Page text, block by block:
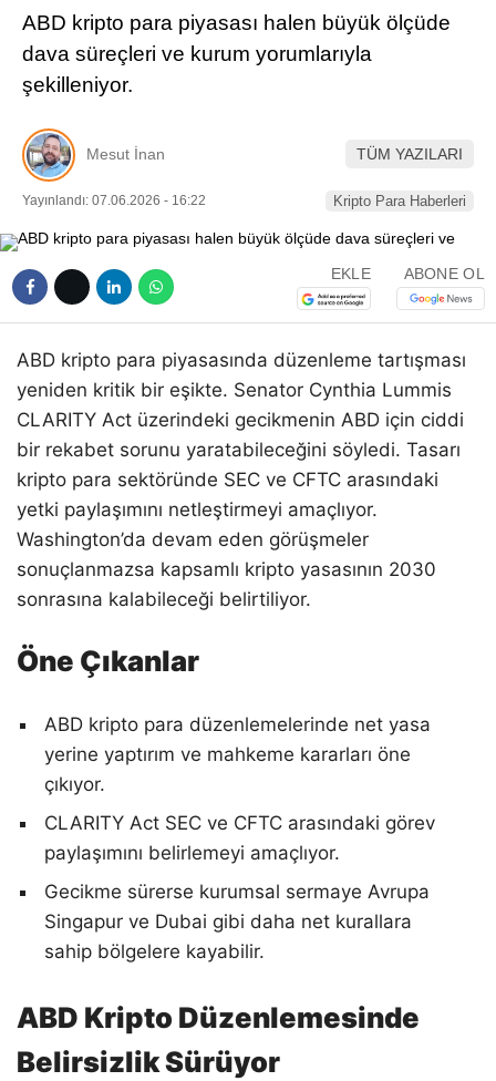
LinkedIn
ABD kripto para piyasası halen büyük ölçüde
dava süreçleri ve kurum yorumlarıyla
şekilleniyor.
Mesut İnan TÜM YAZILARI
Yayınlandı: 07.06.2026 - 16:22 Kripto Para Haberleri
EKLE ABONE OL
ABD kripto para piyasasında düzenleme tartışması
yeniden kritik bir eşikte. Senator Cynthia Lummis
CLARITY Act üzerindeki gecikmenin ABD için ciddi
bir rekabet sorunu yaratabileceğini söyledi. Tasarı
kripto para sektöründe SEC ve CFTC arasındaki
yetki paylaşımını netleştirmeyi amaçlıyor.
Washington’da devam eden görüşmeler
sonuçlanmazsa kapsamlı kripto yasasının 2030
sonrasına kalabileceği belirtiliyor.
Öne Çıkanlar
ABD kripto para düzenlemelerinde net yasa
yerine yaptırım ve mahkeme kararları öne
çıkıyor.
CLARITY Act SEC ve CFTC arasındaki görev
paylaşımını belirlemeyi amaçlıyor.
Gecikme sürerse kurumsal sermaye Avrupa
Singapur ve Dubai gibi daha net kurallara
sahip bölgelere kayabilir.
ABD Kripto Düzenlemesinde
Belirsizlik Sürüyor